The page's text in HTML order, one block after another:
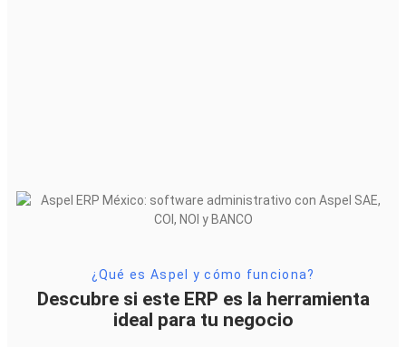
¿Qué es Aspel y cómo funciona?
Descubre si este ERP es la herramienta
ideal para tu negocio